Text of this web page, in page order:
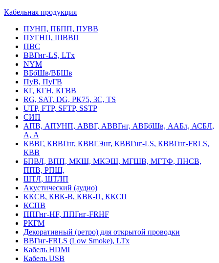
Кабельная продукция
ПУНП, ПБПП, ПУВВ
ПУГНП, ШВВП
ПВС
ВВГнг-LS, LTx
NYM
ВБбШв/ВБШв
ПуВ, ПуГВ
КГ, КГН, КГВВ
RG, SAT, DG, РК75, 3С, TS
UTP, FTP, SFTP, SSTP
СИП
АПВ, АПУНП, АВВГ, АВВГнг, АВБбШв, ААБл, АСБЛ,
А, А
КВВГ, КВВГнг, КВВГЭнг, КВВГнг-LS, КВВГнг-FRLS,
КВВ
БПВЛ, ВПП, МКШ, МКЭШ, МГШВ, МГТФ, ПНСВ,
ППВ, РПШ,
ШТЛ, ШТЛП
Акустический (аудио)
ККСВ, КВК-В, КВК-П, ККСП
КСПВ
ППГнг-HF, ППГнг-FRHF
РКГМ
Декоративный (ретро) для открытой проводки
ВВГнг-FRLS (Low Smoke), LTx
Кабель HDMI
Кабель USB